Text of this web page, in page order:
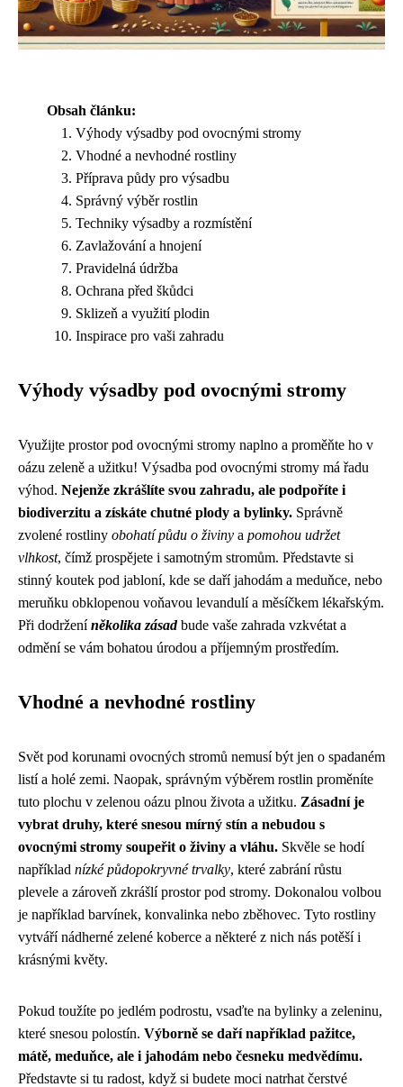
Obsah článku:
Výhody výsadby pod ovocnými stromy
Vhodné a nevhodné rostliny
Příprava půdy pro výsadbu
Správný výběr rostlin
Techniky výsadby a rozmístění
Zavlažování a hnojení
Pravidelná údržba
Ochrana před škůdci
Sklizeň a využití plodin
Inspirace pro vaši zahradu
Výhody výsadby pod ovocnými stromy
Využijte prostor pod ovocnými stromy naplno a proměňte ho v
oázu zeleně a užitku! Výsadba pod ovocnými stromy má řadu
výhod. Nejenže zkrášlíte svou zahradu, ale podpoříte i
biodiverzitu a získáte chutné plody a bylinky. Správně
zvolené rostliny obohatí půdu o živiny a pomohou udržet
vlhkost, čímž prospějete i samotným stromům. Představte si
stinný koutek pod jabloní, kde se daří jahodám a meduňce, nebo
meruňku obklopenou voňavou levandulí a měsíčkem lékařským.
Při dodrženíněkolika zásadbude vaše zahrada vzkvétat a
odmění se vám bohatou úrodou a příjemným prostředím.
Vhodné a nevhodné rostliny
Svět pod korunami ovocných stromů nemusí být jen o spadaném
listí a holé zemi. Naopak, správným výběrem rostlin proměníte
tuto plochu v zelenou oázu plnou života a užitku. Zásadní je
vybrat druhy, které snesou mírný stín a nebudou s
ovocnými stromy soupeřit o živiny a vláhu. Skvěle se hodí
například nízké půdopokryvné trvalky, které zabrání růstu
plevele a zároveň zkrášlí prostor pod stromy. Dokonalou volbou
je například barvínek, konvalinka nebo zběhovec. Tyto rostliny
vytváří nádherné zelené koberce a některé z nich nás potěší i
krásnými květy.
Pokud toužíte po jedlém podrostu, vsaďte na bylinky a zeleninu,
které snesou polostín. Výborně se daří například pažitce,
mátě, meduňce, ale i jahodám nebo česneku medvědímu.
Představte si tu radost, když si budete moci natrhat čerstvé